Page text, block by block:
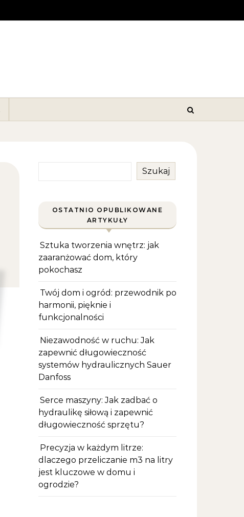
Szukaj
OSTATNIO OPUBLIKOWANE
ARTYKUŁY
Sztuka tworzenia wnętrz: jak
zaaranżować dom, który
pokochasz
Twój dom i ogród: przewodnik po
harmonii, pięknie i
funkcjonalności
Niezawodność w ruchu: Jak
zapewnić długowieczność
systemów hydraulicznych Sauer
Danfoss
Serce maszyny: Jak zadbać o
hydraulikę siłową i zapewnić
długowieczność sprzętu?
Precyzja w każdym litrze:
dlaczego przeliczanie m3 na litry
jest kluczowe w domu i
ogrodzie?